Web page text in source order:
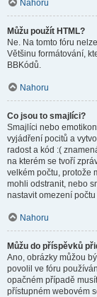
Nahoru
Můžu použít HTML?
Ne. Na tomto fóru
Většinu formátování,
BBKódů.
Nahoru
Co jsou to smajlíci?
Smajlíci nebo
vyjádření pocitů a
radost a kód :(
na kterém se tvoří
velkém počtu, protože
mohli odstranit, nebo
nastavit omezení
Nahoru
Můžu do příspěvků
Ano, obrázky můžou
povolil ve fóru
opačném případě
přístupném webovém